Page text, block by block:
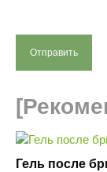
Гель после